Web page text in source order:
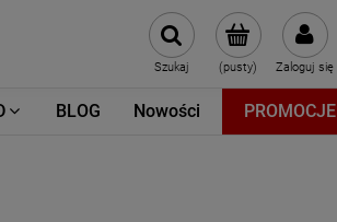
(pusty) Zaloguj się
Szukaj
BLOG Nowości PROMOCJE